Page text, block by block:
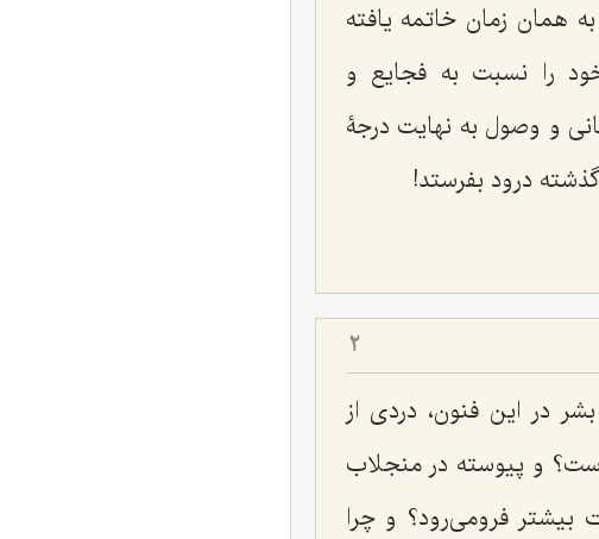
همان زمان خاتمه يافته
را نسبت به فجايع و
و وصول به نهايت درجۀ
درود بفرستد!
2
در اين فنون، دردى از
و پيوسته در منجلاب
بيشتر فرومى‌رود؟ و چرا